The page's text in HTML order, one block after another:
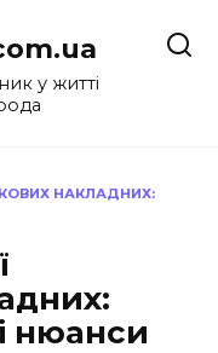
у житті
НАКЛАДНИХ:
нюанси